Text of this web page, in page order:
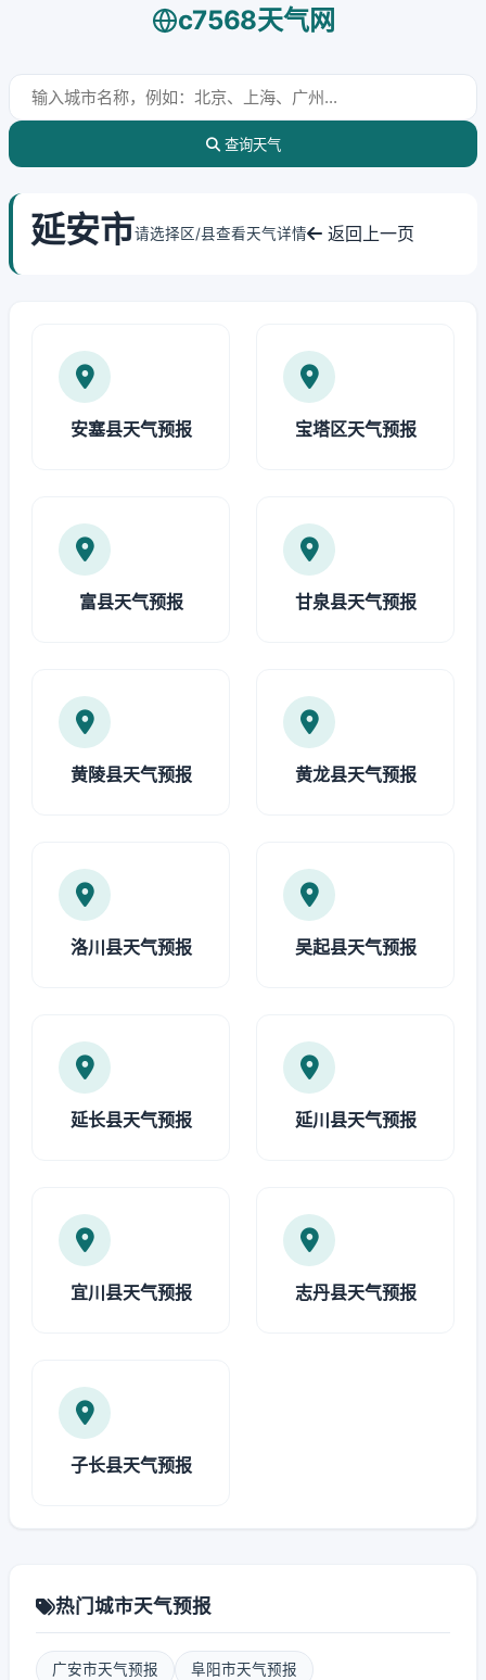
c7568天气网
查询天气
延安市请选择区/县查看天气详情 返回上一页
安塞县天气预报 宝塔区天气预报
富县天气预报 甘泉县天气预报
黄陵县天气预报 黄龙县天气预报
洛川县天气预报 吴起县天气预报
延长县天气预报 延川县天气预报
宜川县天气预报 志丹县天气预报
子长县天气预报
热门城市天气预报
广安市天气预报 阜阳市天气预报